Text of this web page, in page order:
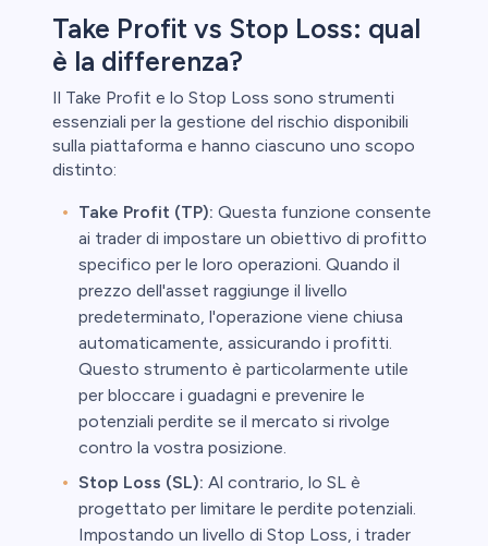
Take Profit vs Stop Loss: qual
è la differenza?
Il Take Profit e lo Stop Loss sono strumenti
essenziali per la gestione del rischio disponibili
sulla piattaforma e hanno ciascuno uno scopo
distinto:
Take Profit (TP): Questa funzione consente
ai trader di impostare un obiettivo di profitto
specifico per le loro operazioni. Quando il
prezzo dell'asset raggiunge il livello
predeterminato, l'operazione viene chiusa
automaticamente, assicurando i profitti.
Questo strumento è particolarmente utile
per bloccare i guadagni e prevenire le
potenziali perdite se il mercato si rivolge
contro la vostra posizione.
Stop Loss (SL): Al contrario, lo SL è
progettato per limitare le perdite potenziali.
Impostando un livello di Stop Loss, i trader